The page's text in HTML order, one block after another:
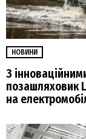
НОВИНИ
З
позашляховик
на